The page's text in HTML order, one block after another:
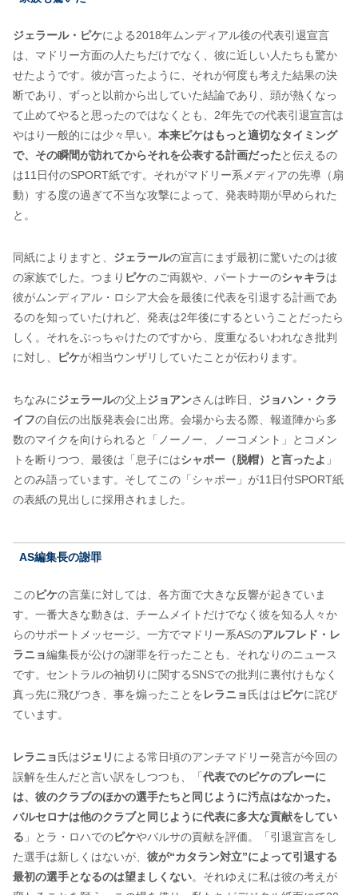
ジェラール・ピケによる2018年ムンディアル後の代表引退宣言
は、マドリー方面の人たちだけでなく、彼に近しい人たちも驚か
せたようです。彼が言ったように、それが何度も考えた結果の決
断であり、ずっと以前から出していた結論であり、頭が熱くなっ
て止めてやると思ったのではなくとも、2年先での代表引退宣言は
やはり一般的には少々早い。 本来ピケはもっと適切なタイミング
で、その瞬間が訪れてからそれを公表する計画だったと伝えるの
は11日付のSPORT紙です。それがマドリー系メディアの先導（扇
動）する度の過ぎて不当な攻撃によって、発表時期が早められた
と。
同紙によりますと、 ジェラールの宣言にまず最初に驚いたのは彼
の家族でした。つまり ピケのご両親や、パートナーのシャキラは
彼がムンディアル・ロシア大会を最後に代表を引退する計画であ
るのを知っていたけれど、発表は2年後にするということだったら
しく。それをぶっちゃけたのですから、度重なるいわれなき批判
に対し、
ピケが相当ウンザリしていたことが伝わります。
ちなみにジェラールの父上ジョアンさんは昨日、 ジョハン・クラ
イフの自伝の出版発表会に出席。会場から去る際、報道陣から多
数のマイクを向けられると「ノーノー、ノーコメント」とコメン
トを断りつつ、最後は「息子にはシャポー（脱帽）と言ったよ 」
とのみ語っています。そしてこの「シャポー」が11日付SPORT紙
の表紙の見出しに採用されました。
AS編集長の謝罪
このピケの言葉に対しては、各方面で大きな反響が起きていま
す。一番大きな動きは、チームメイトだけでなく彼を知る人々か
らのサポートメッセージ。一方でマドリー系ASのアルフレド・レ
ラニョ編集長が公けの謝罪を行ったことも、それなりのニュース
です。セントラルの袖切りに関するSNSでの批判に裏付けもなく
真っ先に飛びつき、事を煽ったことをレラニョ氏ははピケに詫び
ています。
レラニョ氏はジェリ による常日頃のアンチマドリー発言が今回の
誤解を生んだと言い訳をしつつも、「代表でのピケのプレーに
は、彼のクラブのほかの選手たちと同じように汚点はなかった。
バルセロナは他のクラブと同じように代表に多大な貢献をしてい
る 」とラ・ロハでのピケやバルサの貢献を評価。「引退宣言をし
た選手は新しくはないが、 彼が“カタラン対立”によって引退する
最初の選手となるのは望ましくない。それゆえに私は彼の考えが